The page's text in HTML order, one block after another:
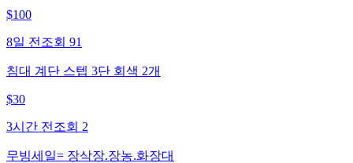
$100
8일 전 조회 91
침대 계단 스텝 3단 회색 2개
$30
3시간 전 조회 2
무빙세일= 장삭장.장농.화장대